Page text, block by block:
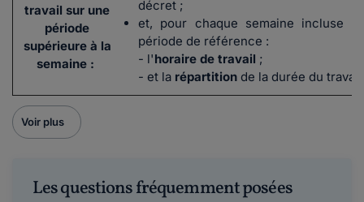
travail sur une
période
supérieure à la
semaine :
décret ;
et, pour chaque semaine incluse
période de référence :
- l'horaire de travail ;
- et la répartition de la durée du travail.
Voir plus
Les questions fréquemment posées